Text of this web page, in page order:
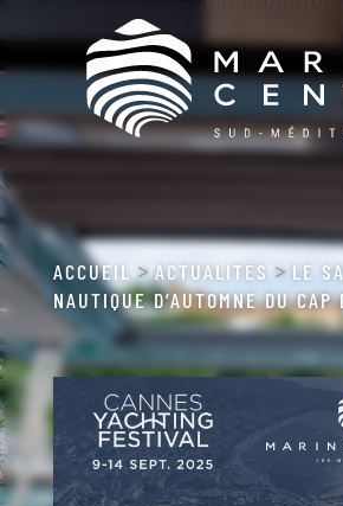
ACCUEIL>ACTUALITÉS > LE
NAUTIQUE D’AUTOMNE DU CAP